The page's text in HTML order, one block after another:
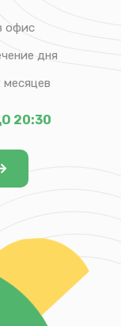
офис
дня
месяцев
20:30